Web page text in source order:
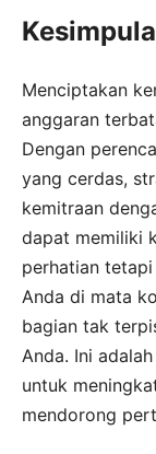
Menciptakan
anggaran
Dengan
yang cerdas,
kemitraan
dapat memiliki
perhatian
Anda di mata
bagian tak
Anda. Ini
untuk
mendorong